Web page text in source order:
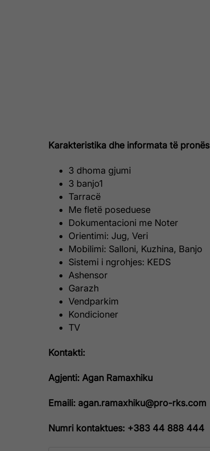
Karakteristika dhe informata të pronës
3 dhoma gjumi
3 banjo1
Tarracë
Me fletë poseduese
Dokumentacioni me Noter
Orientimi: Jug, Veri
Mobilimi: Salloni, Kuzhina, Banjo
Sistemi i ngrohjes: KEDS
Ashensor
Garazh
Vendparkim
Kondicioner
TV
Kontakti:
Agjenti: Agan Ramaxhiku
Emaili: agan.ramaxhiku@pro-rks.com
Numri kontaktues: +383 44 888 444